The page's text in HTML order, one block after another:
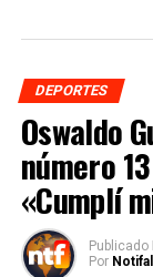
DEPORTES
Oswaldo
número
«Cumplí
Publicado
Por